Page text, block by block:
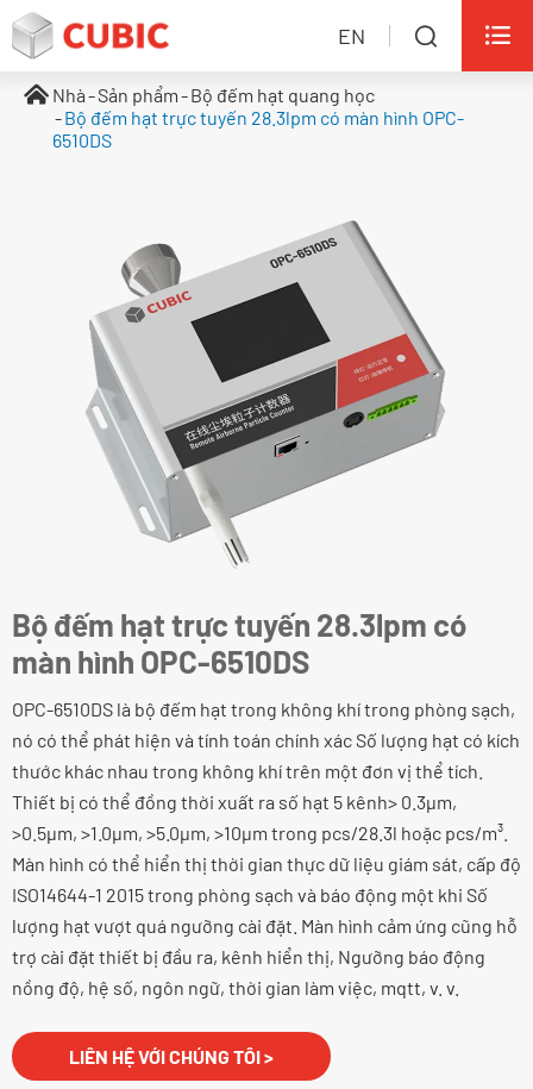
EN  
Nhà Sản phẩm
Bộ đếm hạt quang học
Bộ đếm hạt trực tuyến 28.3lpm có màn hình OPC-
6510DS
Bộ đếm hạt trực tuyến 28.3lpm có
màn hình OPC-6510DS
OPC-6510DS là bộ đếm hạt trong không khí trong phòng sạch,
nó có thể phát hiện và tính toán chính xác Số lượng hạt có kích
thước khác nhau trong không khí trên một đơn vị thể tích.
Thiết bị có thể đồng thời xuất ra số hạt 5 kênh> 0.3μm,
>0.5μm, >1.0μm, >5.0μm, >10μm trong pcs/28.3l hoặc pcs/m³.
Màn hình có thể hiển thị thời gian thực dữ liệu giám sát, cấp độ
ISO14644-1 2015 trong phòng sạch và báo động một khi Số
lượng hạt vượt quá ngưỡng cài đặt. Màn hình cảm ứng cũng hỗ
trợ cài đặt thiết bị đầu ra, kênh hiển thị, Ngưỡng báo động
nồng độ, hệ số, ngôn ngữ, thời gian làm việc, mqtt, v. v.
LIÊN HỆ VỚI CHÚNG TÔI >